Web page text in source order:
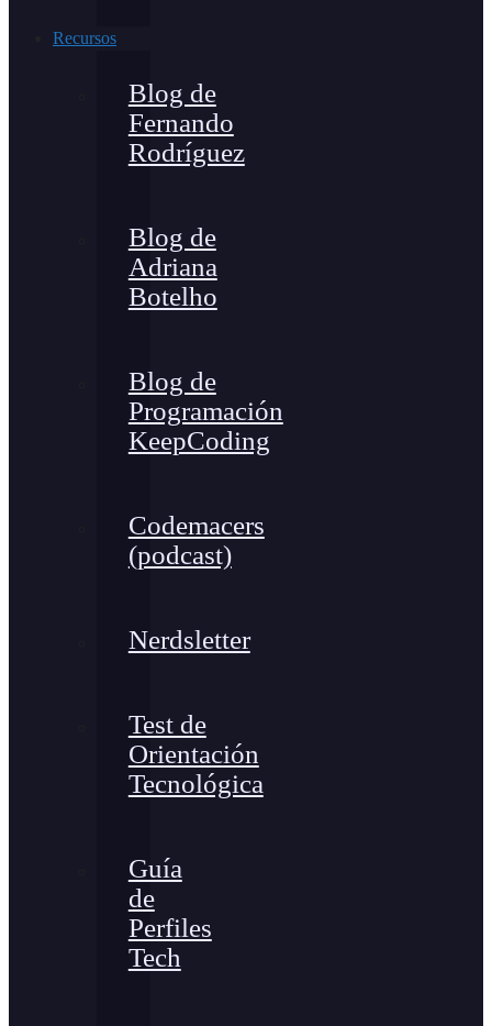
Recursos
Blog de
Fernando
Rodríguez
Blog de
Adriana
Botelho
Blog de
Programación
KeepCoding
Codemacers
(podcast)
Nerdsletter
Test de
Orientación
Tecnológica
Guía
de
Perfiles
Tech